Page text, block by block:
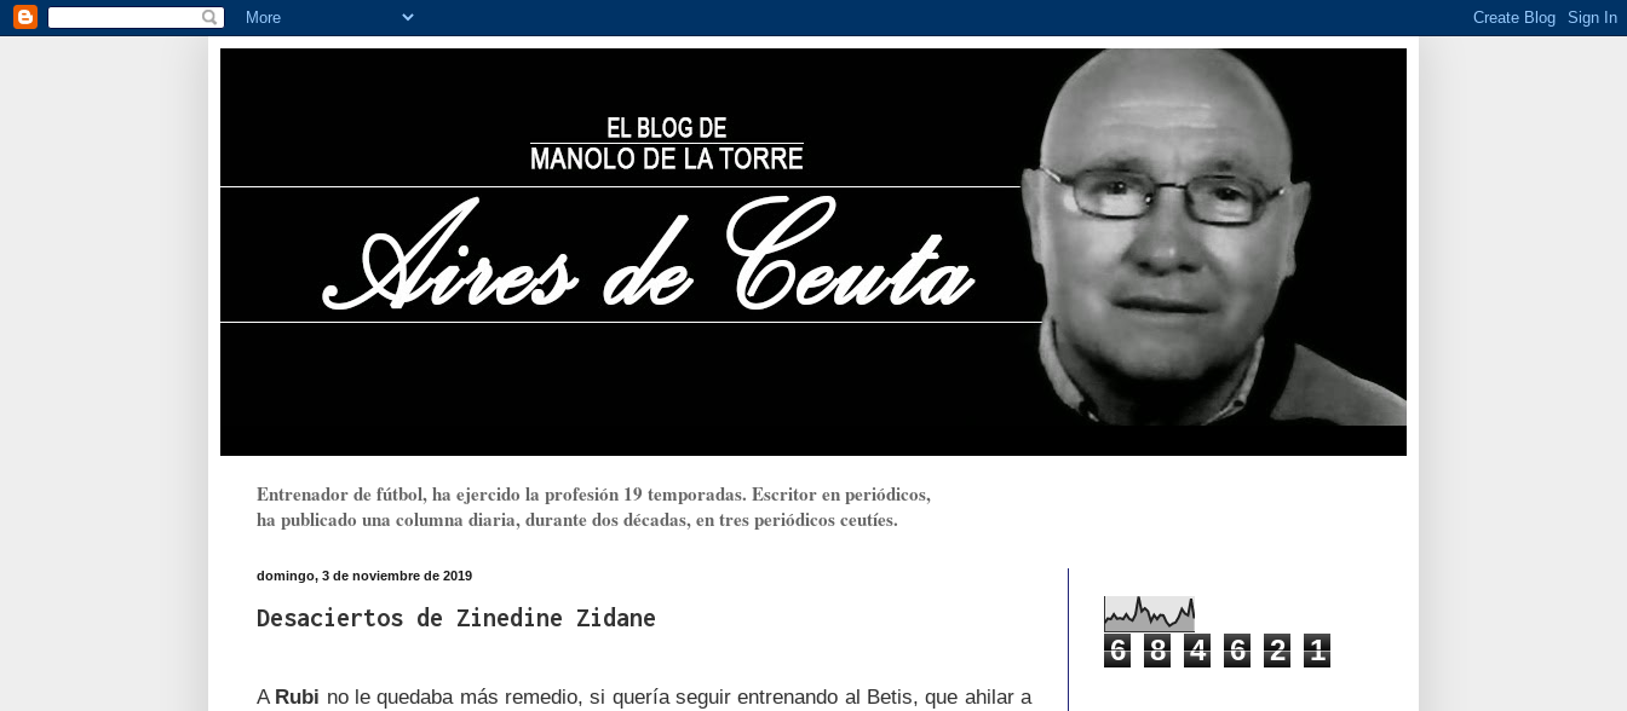
Entrenador de fútbol, ha ejercido la profesión 19 temporadas. Escritor en periódicos,
ha publicado una columna diaria, durante dos décadas, en tres periódicos ceutíes.
domingo, 3 de noviembre de 2019
Desaciertos de Zinedine Zidane
A Rubi no le quedaba más remedio, si quería seguir entrenando al Betis, que ahilar a
6 8 4 6 2 1